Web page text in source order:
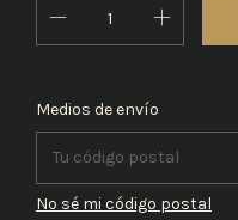
Entregas para el CP:
Medios de envío
No sé mi código postal